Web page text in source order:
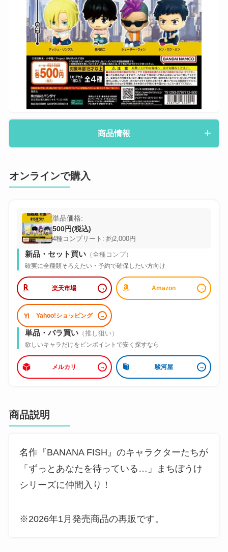
商品情報
オンラインで購入
単品価格:
500円(税込)
4種コンプリート: 約2,000円
新品・セット買い（全種コンプ）
確実に全種類そろえたい・予約で確保したい方向け
楽天市場 Amazon
Yahoo!ショッピング
単品・バラ買い（推し狙い）
欲しいキャラだけをピンポイントで安く探すなら
メルカリ 駿河屋
商品説明
名作『BANANA FISH』のキャラクターたちが
「ずっとあなたを待っている…」まちぼうけ
シリーズに仲間入り！
※2026年1月発売商品の再販です。